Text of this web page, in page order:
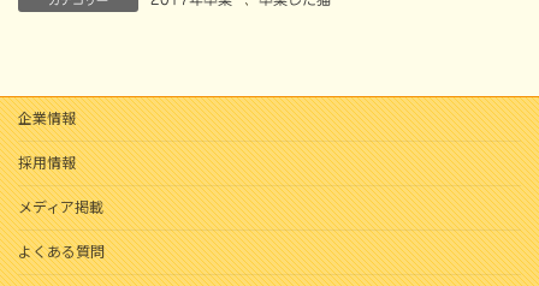
企業情報
採用情報
メディア掲載
よくある質問